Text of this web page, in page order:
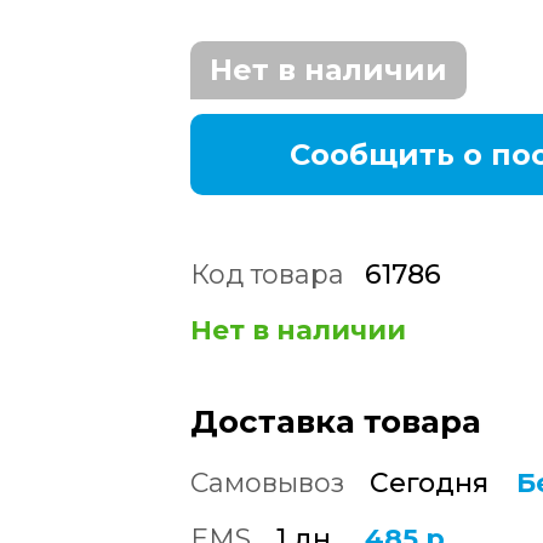
Нет в наличии
Сообщить о
Код товара
61786
Нет в наличии
Доставка товара
Самовывоз Сегодня